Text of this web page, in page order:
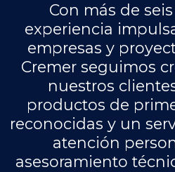
Con más de
experiencia
empresas y
Cremer seguimos
nuestros
productos de
reconocidas y un
atención
asesoramiento